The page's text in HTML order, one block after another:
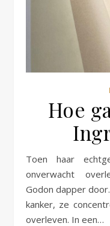
Hoe
Toen haar echtgenoot veertien jaar geleden
onverwacht
Godon dapper
kanker, ze
overleven. In een…